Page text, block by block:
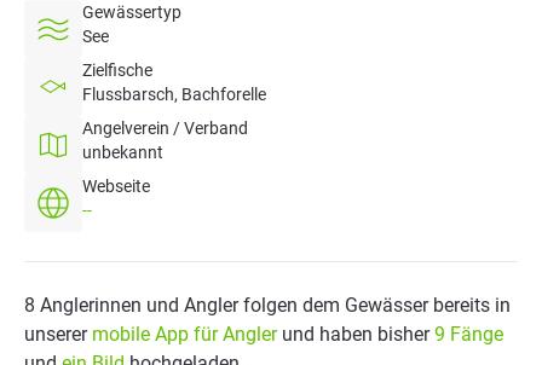
Gewässertyp
See
Zielfische
Flussbarsch, Bachforelle
Angelverein / Verband
unbekannt
Webseite
--
8 Anglerinnen und Angler folgen dem Gewässer bereits in
unserer mobile App für Anglerund haben bisher9 Fänge